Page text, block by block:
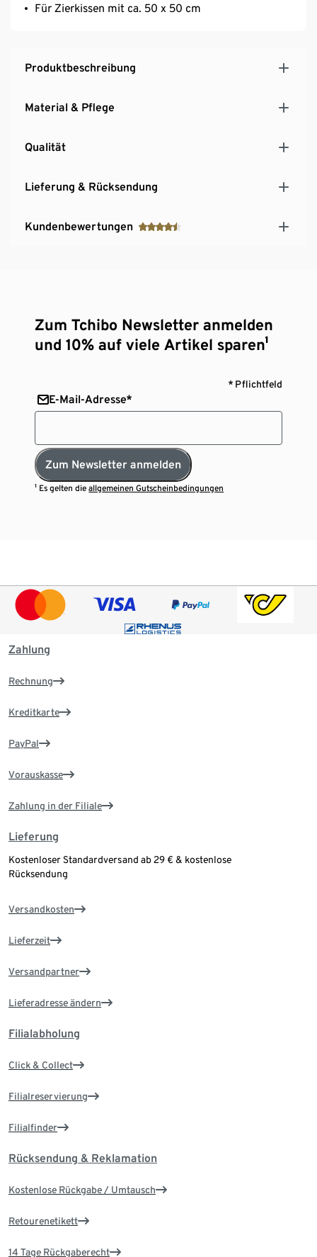
Für Zierkissen mit ca. 50 x 50 cm
Produktbeschreibung
Material & Pflege
Qualität
Lieferung & Rücksendung
Kundenbewertungen
Zum Tchibo Newsletter anmelden
und 10% auf viele Artikel sparen¹
* Pflichtfeld
E-Mail-Adresse*
Zum Newsletter anmelden
¹ Es gelten dieallgemeinen Gutscheinbedingungen
Zahlung
Rechnung
Kreditkarte
PayPal
Vorauskasse
Zahlung in der Filiale
Lieferung
Kostenloser Standardversand ab 29 € & kostenlose
Rücksendung
Versandkosten
Lieferzeit
Versandpartner
Lieferadresse ändern
Filialabholung
Click & Collect
Filialreservierung
Filialfinder
Rücksendung & Reklamation
Kostenlose Rückgabe / Umtausch
Retourenetikett
14 Tage Rückgaberecht